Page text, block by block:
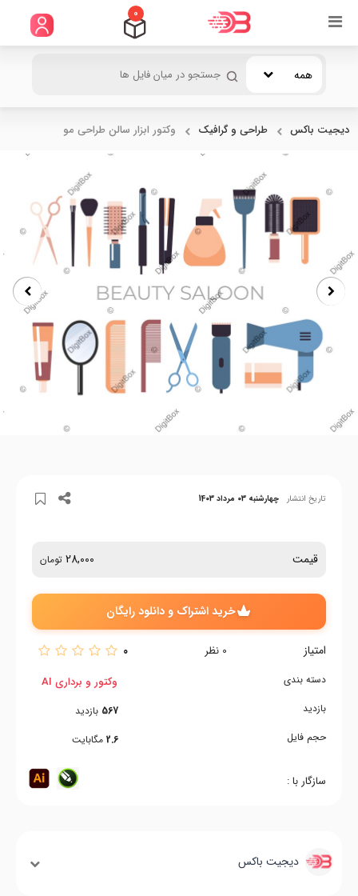
0
همه
دیجیت باکس طراحی و گرافیک وکتور ابزار سالن طراحی مو
تاریخ انتشار چهارشنبه 03 مرداد 1403
قیمت 28,000 تومان
خرید اشتراک و دانلود رایگان
امتیاز 0 نظر 0
دسته بندی
بازدید
حجم فایل
وکتور و برداری AI
567 بازدید
2.6 مگابایت
سازگار با :
دیجیت باکس